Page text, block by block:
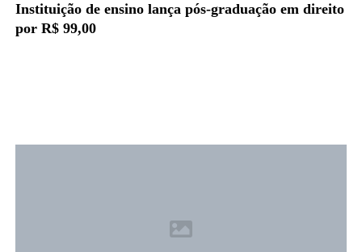
Instituição de ensino lança pós-graduação em direito
por R$ 99,00